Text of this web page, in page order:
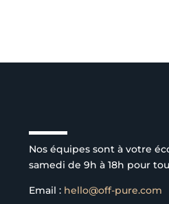
Nos équipes sont à votre
samedi de 9h à 18h pour
Email : hello@off-pure.com